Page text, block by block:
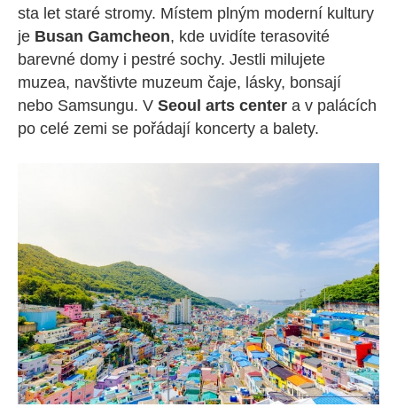
sta let staré stromy. Místem plným moderní kultury
je Busan Gamcheon, kde uvidíte terasovité
barevné domy i pestré sochy. Jestli milujete
muzea, navštivte muzeum čaje, lásky, bonsají
nebo Samsungu. V Seoul arts center a v palácích
po celé zemi se pořádají koncerty a balety.